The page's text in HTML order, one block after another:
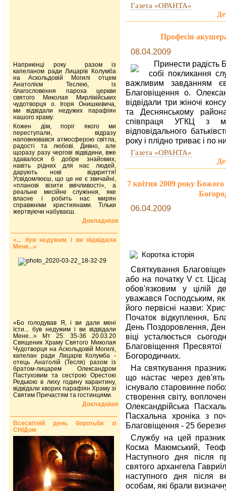
Газета «ОРАНТА»
Професія
08.04.2009
Принести радість
собі покликання
важливим завданням
Благовіщення о.
відвідали три жіночі
та Деснянському
співпраця УГКЦ з
відповідального
року і плідно триває і по
Газета «ОРАНТА»
7 квітня 2009 року
06.04.2009
Коротка історія
Святкування
або на початку V ст.
обов'язковим у цілій
уважався Господським,
його первісні назви:
Початок відкуплення,
День Поздоровлення,
віці усталюється
Благовіщення
Богородичних.
На святкування
що настає через
існувало старовинне
створення світу,
Олександрійська
Пасхальна хроніка з
Благовіщення - 25
Службу на цей
Косма Маюмський,
Наступного дня після
святого архангела
наступного дня після
особам, які брали
Наприкінці року разом із
капеланом ради Лицарів Колумба
на Аскольдовій Могилі отцем
Анатолієм Теслею, із
благословення пароха церкви
святого Миколая Мирлікійських
чудотворця о. Ігоря Онишкевича,
ми відвідали недужих парафіян
нашого храму.
Кожен дім, поріг якого ми
переступали, відразу
наповнювався атмосферою світла,
радості та любові. Дивно, але
щоразу разу чергові відвідини, вже
здавалося б добре знайомих,
навіть рідних для нас людей,
дарують нові відкриття!
Усвідомлюєш, що це не є звичайні,
«планові візити ввічливості», а
реальне месійне служіння, яке
власне і робить нас мирян
справжніми християнами. Тільки
жертвуючи набуваєш.
Докладніше
«... був недужим і ви відвідали
Мене...»
«Бо голодував Я, і ви дали мені
їсти... був недужим і ви відвідали
Мене...» Мт 25: 35-36 20.03.20
Священик Храму Святого Миколая
Чудотворця на Аскольдовій Могилі,
капелан ради Лицарів Колумба -
отець Анатолій (Тесля) разом із
братом-лицарем Олександром
Пастуховим та сестрою Орестою
Редькою в лиху годину карантину,
відвідали хворих парафіян Храму зі
Святим Причастям та гостинцями.
Докладніше
Всесвітній день боротьби зі
СНІДом